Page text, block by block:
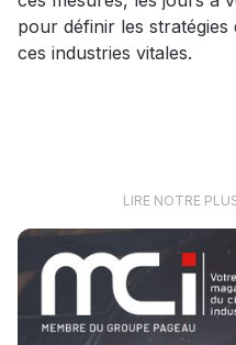
pour définir les
ces industries vitales.
LIRE NOTRE